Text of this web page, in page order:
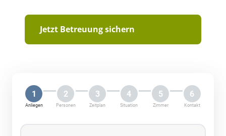
Jetzt Betreuung sichern
1
Anliegen
2
Personen
3
Zeitplan
4
Situation
5
Zimmer
6
Kontakt